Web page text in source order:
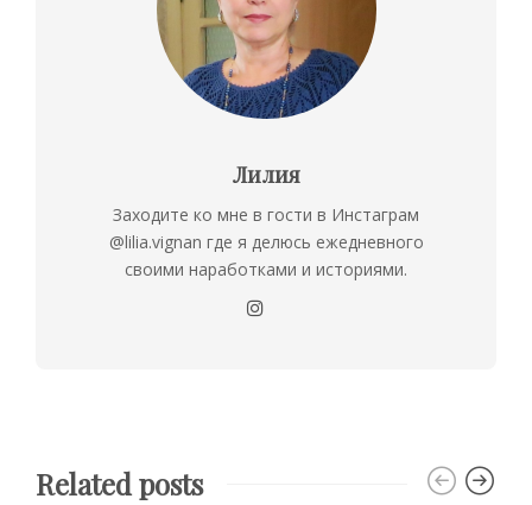
Лилия
Заходите ко мне в гости в Инстаграм
@lilia.vignan где я делюсь ежедневного
своими наработками и историями.
Related posts